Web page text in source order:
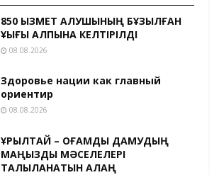
850 ҚЫЗМЕТ АЛУШЫНЫҢ БҰЗЫЛҒАН
ҚҰҚЫҒЫ ҚАЛПЫНА КЕЛТІРІЛДІ
08.08.2026
Здоровье нации как главный
ориентир
08.08.2026
ҚҰРЫЛТАЙ – ҚОҒАМДЫҚ ДАМУДЫҢ
МАҢЫЗДЫ МӘСЕЛЕЛЕРІ
ТАЛҚЫЛАНАТЫН АЛАҢ